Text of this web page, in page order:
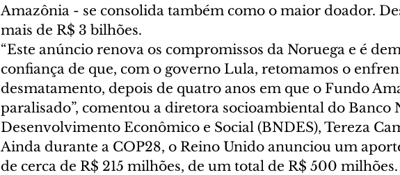
Amazônia - se consolida também como o maior doador.
mais de R$ 3 bilhões.
“Este anúncio renova os compromissos da Noruega e é
confiança de que, com o governo Lula, retomamos o
desmatamento, depois de quatro anos em que o Fundo
paralisado”, comentou a diretora socioambiental do Banco
Desenvolvimento Econômico e Social (BNDES), Tereza
Ainda durante a COP28, o Reino Unido anunciou um
de cerca de R$ 215 milhões, de um total de R$ 500 milhões.